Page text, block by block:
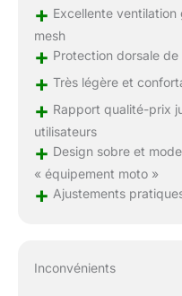
+ Excellente
mesh
+ Protection dorsale
+ Très légère et
+ Rapport qualité-prix
utilisateurs
+ Design sobre et
« équipement moto »
+ Ajustements
Inconvénients